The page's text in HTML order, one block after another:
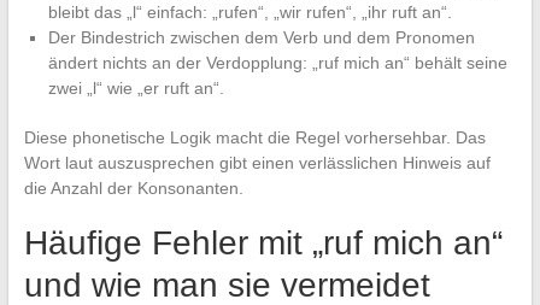
bleibt das „l“ einfach: „rufen“, „wir rufen“, „ihr ruft an“.
Der Bindestrich zwischen dem Verb und dem Pronomen
ändert nichts an der Verdopplung: „ruf mich an“ behält seine
zwei „l“ wie „er ruft an“.
Diese phonetische Logik macht die Regel vorhersehbar. Das
Wort laut auszusprechen gibt einen verlässlichen Hinweis auf
die Anzahl der Konsonanten.
Häufige Fehler mit „ruf mich an“
und wie man sie vermeidet